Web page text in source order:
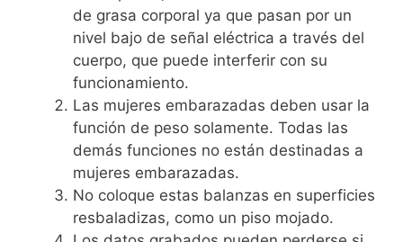
de grasa corporal ya que pasan por un
nivel bajo de señal eléctrica a través del
cuerpo, que puede interferir con su
funcionamiento.
Las mujeres embarazadas deben usar la
función de peso solamente. Todas las
demás funciones no están destinadas a
mujeres embarazadas.
No coloque estas balanzas en superficies
resbaladizas, como un piso mojado.